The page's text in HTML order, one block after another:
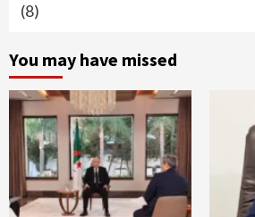
(8)
You may have missed